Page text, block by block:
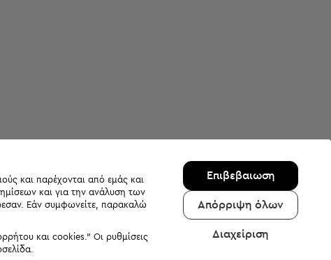
και παρέχονται από εμάς και
και για την ανάλυση των
Εάν συμφωνείτε, παρακαλώ
και cookies." Οι ρυθμίσεις
Επιβεβαιωση
Απόρριψη όλων
Διαχείριση